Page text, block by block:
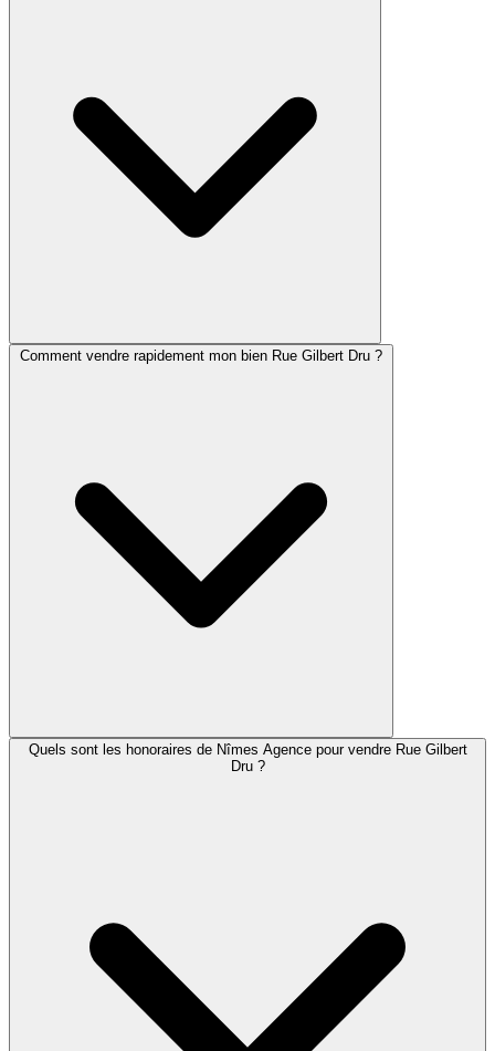
Comment vendre rapidement mon bien Rue Gilbert Dru ?
Quels sont les honoraires de Nîmes Agence pour vendre Rue Gilbert
Dru ?